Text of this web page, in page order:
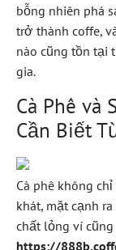
bỗng nhiên phá
trở thành coffe,
nào cũng tồn tại
gia.
Cà Phê và
Cần Biết
Cà phê không
khát, mặt cạnh
chất lỏng ví
https://